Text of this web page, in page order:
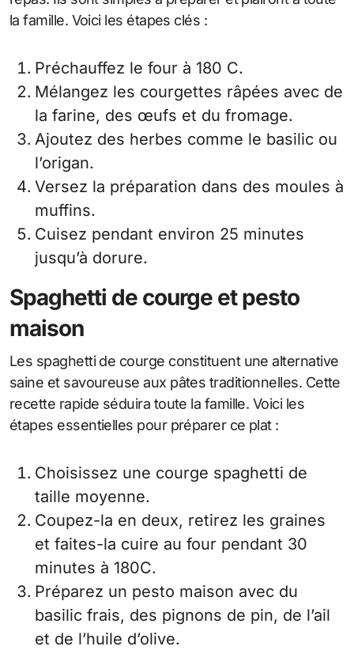
la famille. Voici les étapes clés :
Préchauffez le four à 180 C.
Mélangez les courgettes râpées avec de
la farine, des œufs et du fromage.
Ajoutez des herbes comme le basilic ou
l’origan.
Versez la préparation dans des moules à
muffins.
Cuisez pendant environ 25 minutes
jusqu’à dorure.
Spaghetti de courge et pesto
maison
Les spaghetti de courge constituent une alternative
saine et savoureuse aux pâtes traditionnelles. Cette
recette rapide séduira toute la famille. Voici les
étapes essentielles pour préparer ce plat :
Choisissez une courge spaghetti de
taille moyenne.
Coupez-la en deux, retirez les graines
et faites-la cuire au four pendant 30
minutes à 180C.
Préparez un pesto maison avec du
basilic frais, des pignons de pin, de l’ail
et de l’huile d’olive.